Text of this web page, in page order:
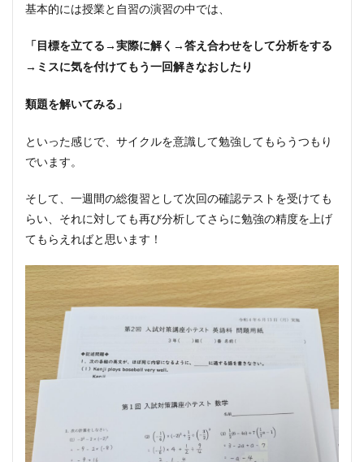
基本的には授業と自習の演習の中では、
「目標を立てる→実際に解く→答え合わせをして分析をする
→ミスに気を付けてもう一回解きなおしたり
類題を解いてみる」
といった感じで、サイクルを意識して勉強してもらうつもり
でいます。
そして、一週間の総復習として次回の確認テストを受けても
らい、それに対しても再び分析してさらに勉強の精度を上げ
てもらえればと思います！